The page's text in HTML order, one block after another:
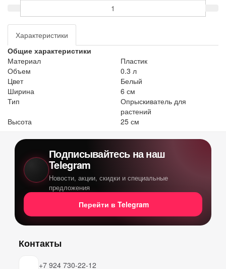
Характеристики
Общие характеристики
Материал
Пластик
Объем
0.3 л
Цвет
Белый
Ширина
6 см
Тип
Опрыскиватель для
растений
Высота
25 см
Подписывайтесь на наш
Telegram
Новости, акции, скидки и специальные
предложения
Перейти в Telegram
Контакты
+7 924 730-22-12